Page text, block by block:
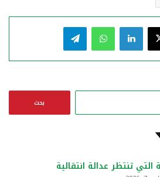
لينكدإن واتساب
ن
التي تنتظر عدالة انتقالية